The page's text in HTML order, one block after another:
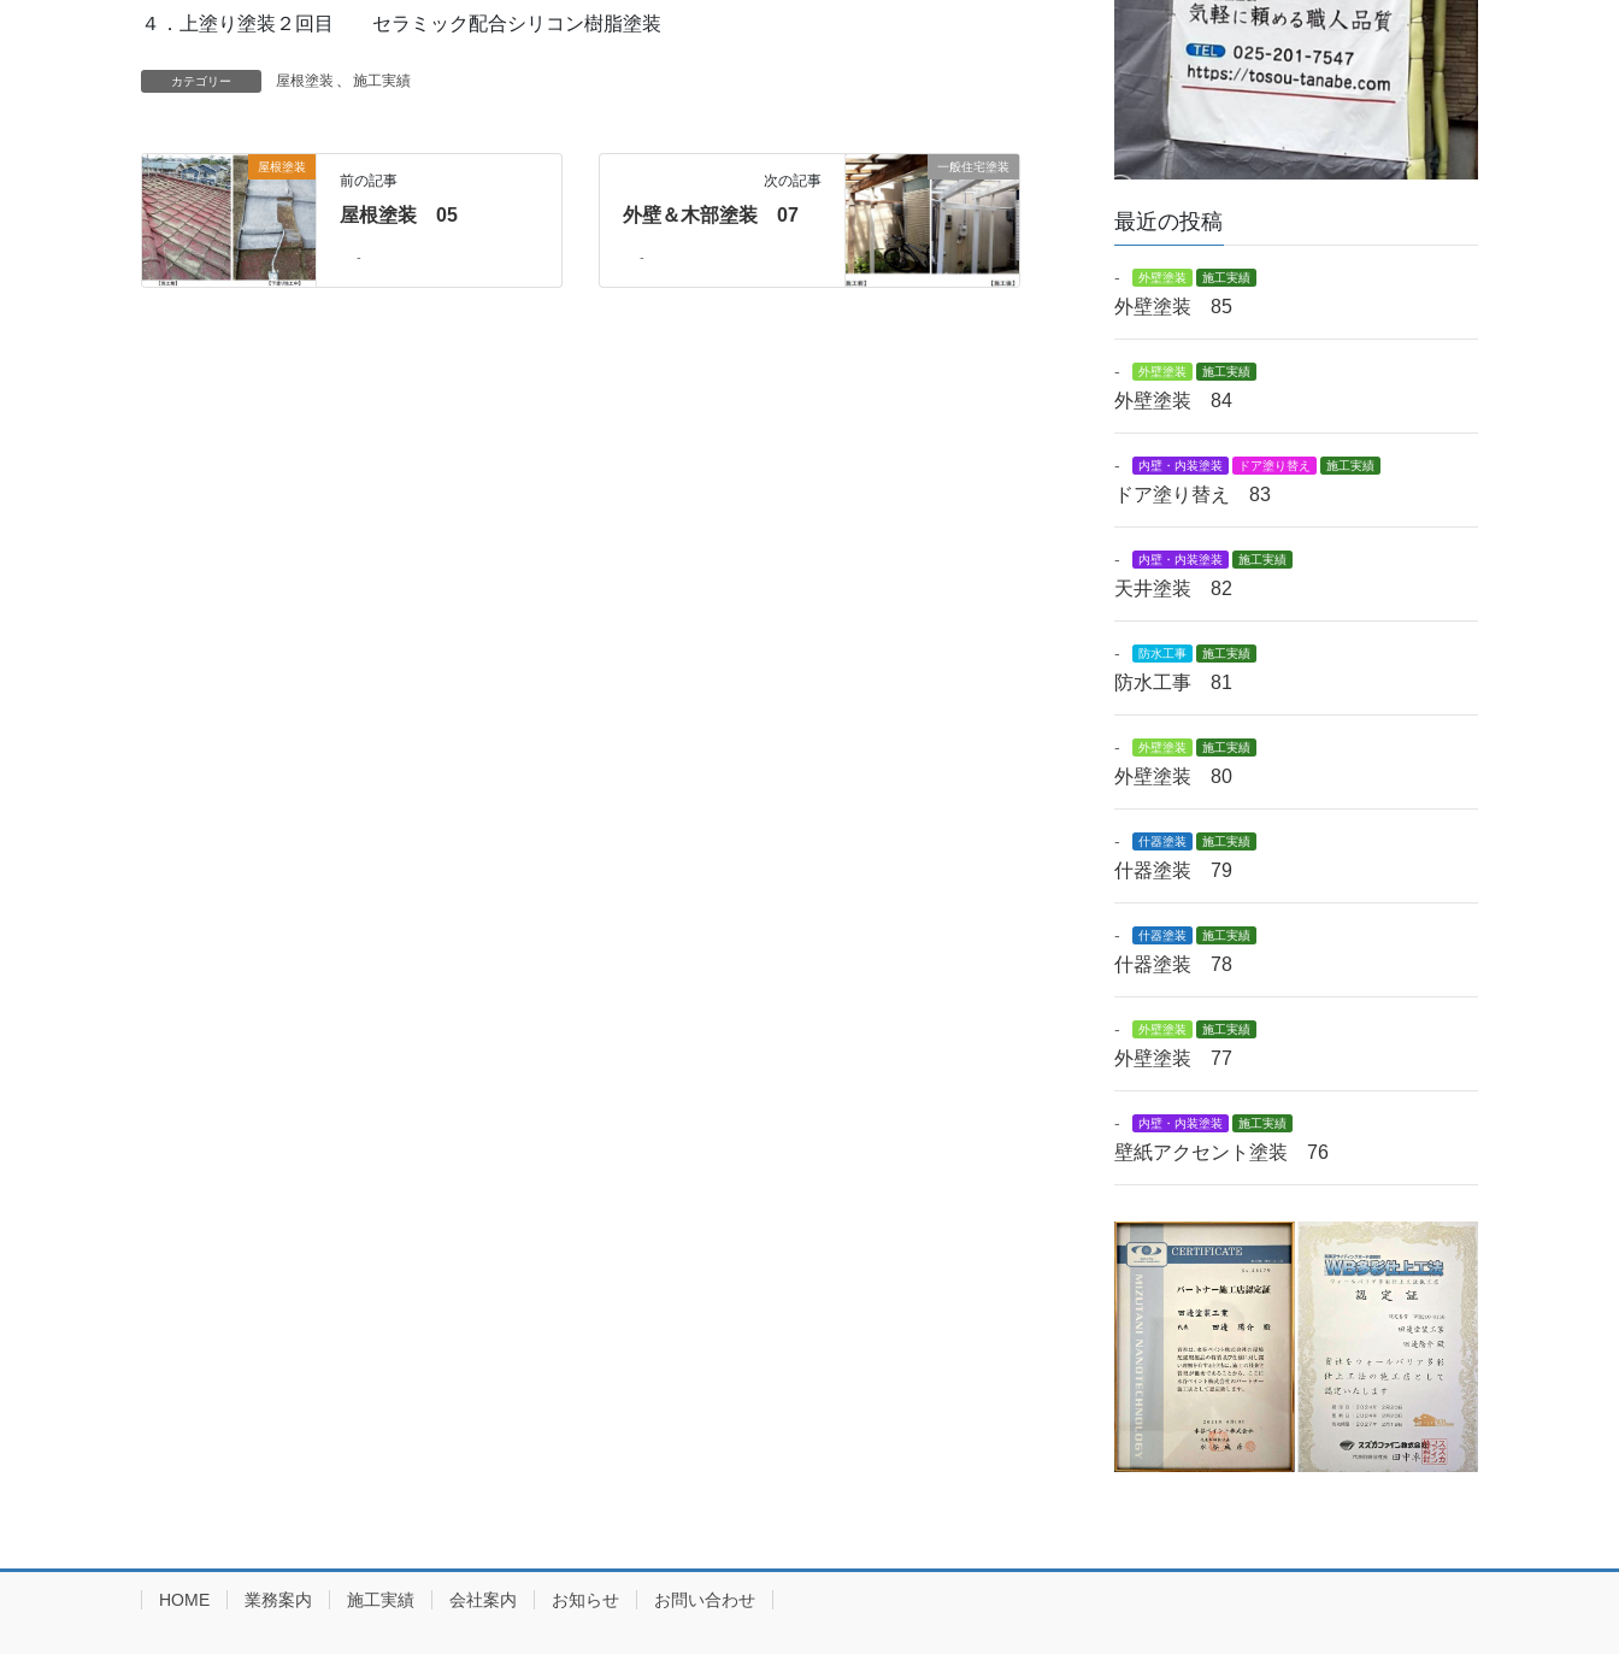
４．上塗り塗装２回目 セラミック配合シリコン樹脂塗装
カテゴリー 屋根塗装 施工実績
屋根塗装
前の記事
屋根塗装 05
-
一般住宅塗装
次の記事
外壁＆木部塗装 07
-
最近の投稿
- 外壁塗装 施工実績
外壁塗装 85
- 外壁塗装 施工実績
外壁塗装 84
- 内壁・内装塗装 ドア塗り替え 施工実績
ドア塗り替え 83
- 内壁・内装塗装 施工実績
天井塗装 82
- 防水工事 施工実績
防水工事 81
- 外壁塗装 施工実績
外壁塗装 80
- 什器塗装 施工実績
什器塗装 79
- 什器塗装 施工実績
什器塗装 78
- 外壁塗装 施工実績
外壁塗装 77
- 内壁・内装塗装 施工実績
壁紙アクセント塗装 76
HOME 業務案内 施工実績 会社案内 お知らせ お問い合わせ